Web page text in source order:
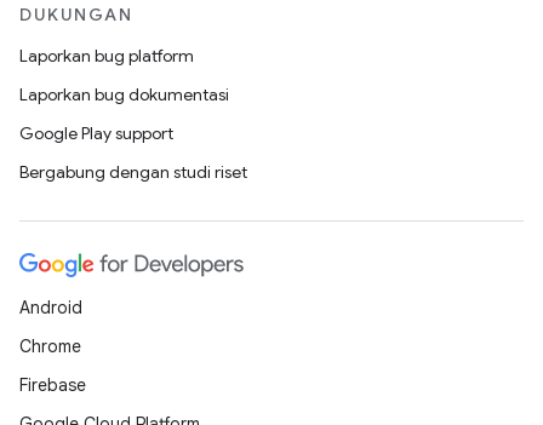
DUKUNGAN
Laporkan bug platform
Laporkan bug dokumentasi
Google Play support
Bergabung dengan studi riset
Android
Chrome
Firebase